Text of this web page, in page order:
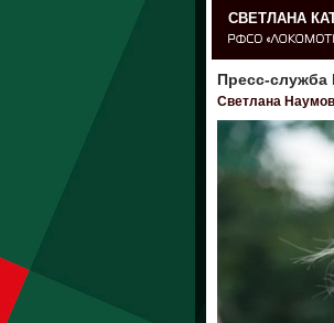
СВЕТЛАНА
Пресс-служба
Светлана